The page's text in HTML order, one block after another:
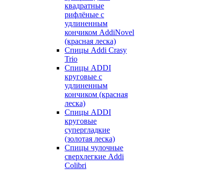
квадратные
рифлёные с
удлиненным
кончиком AddiNovel
(красная леска)
Спицы Addi Crasy
Trio
Спицы ADDI
круговые с
удлиненным
кончиком (красная
леска)
Спицы ADDI
круговые
супергладкие
(золотая леска)
Спицы чулочные
сверхлегкие Addi
Colibri